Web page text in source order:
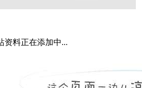
万科·悦虹湾
东方润园
都会森林
资料正在添加中...